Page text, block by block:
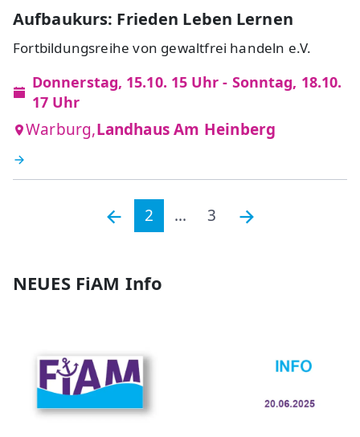
Aufbaukurs: Frieden Leben Lernen
Fortbildungsreihe von gewaltfrei handeln e.V.
Donnerstag, 15.10. 15 Uhr - Sonntag, 18.10.
17 Uhr
Warburg,Landhaus Am Heinberg
2 ... 3
NEUES FiAM Info